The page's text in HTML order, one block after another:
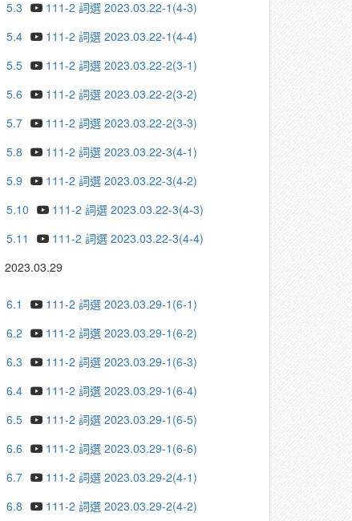
5.3
111-2 詞選 2023.03.22-1(4-3)
5.4
111-2 詞選 2023.03.22-1(4-4)
5.5
111-2 詞選 2023.03.22-2(3-1)
5.6
111-2 詞選 2023.03.22-2(3-2)
5.7
111-2 詞選 2023.03.22-2(3-3)
5.8
111-2 詞選 2023.03.22-3(4-1)
5.9
111-2 詞選 2023.03.22-3(4-2)
5.10
111-2 詞選 2023.03.22-3(4-3)
5.11
111-2 詞選 2023.03.22-3(4-4)
2023.03.29
6.1
111-2 詞選 2023.03.29-1(6-1)
6.2
111-2 詞選 2023.03.29-1(6-2)
6.3
111-2 詞選 2023.03.29-1(6-3)
6.4
111-2 詞選 2023.03.29-1(6-4)
6.5
111-2 詞選 2023.03.29-1(6-5)
6.6
111-2 詞選 2023.03.29-1(6-6)
6.7
111-2 詞選 2023.03.29-2(4-1)
6.8
111-2 詞選 2023.03.29-2(4-2)